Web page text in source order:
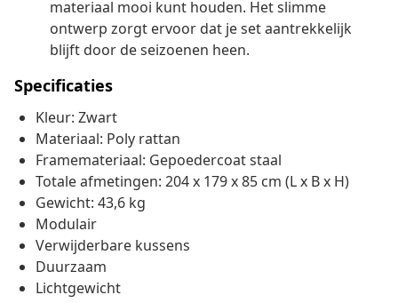
materiaal mooi kunt houden. Het slimme
ontwerp zorgt ervoor dat je set aantrekkelijk
blijft door de seizoenen heen.
Specificaties
Kleur: Zwart
Materiaal: Poly rattan
Framemateriaal: Gepoedercoat staal
Totale afmetingen: 204 x 179 x 85 cm (L x B x H)
Gewicht: 43,6 kg
Modulair
Verwijderbare kussens
Duurzaam
Lichtgewicht